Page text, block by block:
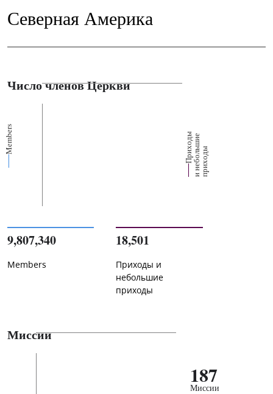
Северная Америка
Число членов Церкви
Members П
р
их
о
д
ы
и
н
е
б
о
ль
ш
ие
п
р
и
х
о
ды
9,807,340
Members
18,501
Приходы и
небольшие
приходы
Миссии
187
Миссии